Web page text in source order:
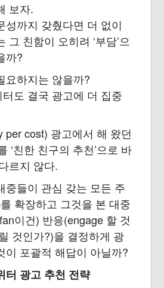
보자.
성까지 갖췄다면 더 없이
그 친함이 오히려 ‘부담’으
까?
요하지는 않을까?
도 결국 광고에 더 집중
per cost) 광고에서 해 왔던
‘친한 친구의 추천’으로 바
르지 않다.
중들이 관심 갖는 모든 주
확장하고 그것을 본 대중
이건) 반응(engage 할 것
것인가?)을 결정하게 광
이 포괄적 해답이 아닐까?
터 광고 추천 전략